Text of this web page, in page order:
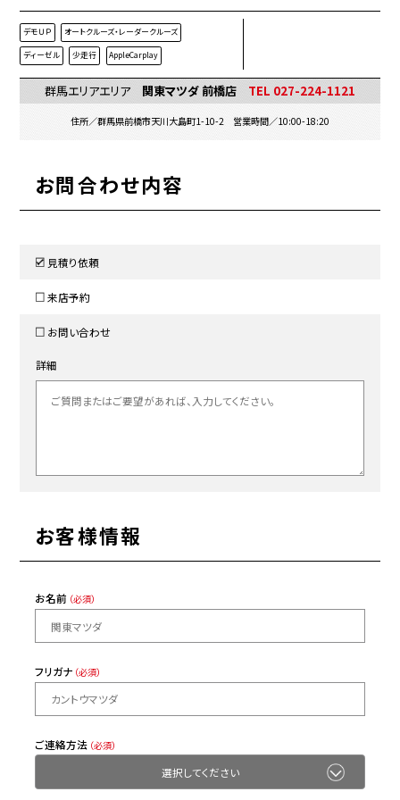
デモＵＰ オートクルーズ・レーダークルーズ
ディーゼル 少走行 AppleCarplay
群馬エリアエリア 関東マツダ 前橋店 TEL 027-224-1121
住所／群馬県前橋市天川大島町1-10-2 営業時間／10:00-18:20
お問合わせ内容
見積り依頼
来店予約
お問い合わせ
詳細
お客様情報
お名前 （必須）
フリガナ （必須）
ご連絡方法 （必須）